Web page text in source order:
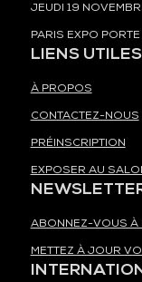
JEUDI 19
PARIS EXPO
LIENS UTILES
À PROPOS
CONTACTEZ-NOUS
PRÉINSCRIPTION
EXPOSER AU
ABONNEZ-VOUS À
METTEZ À JOUR